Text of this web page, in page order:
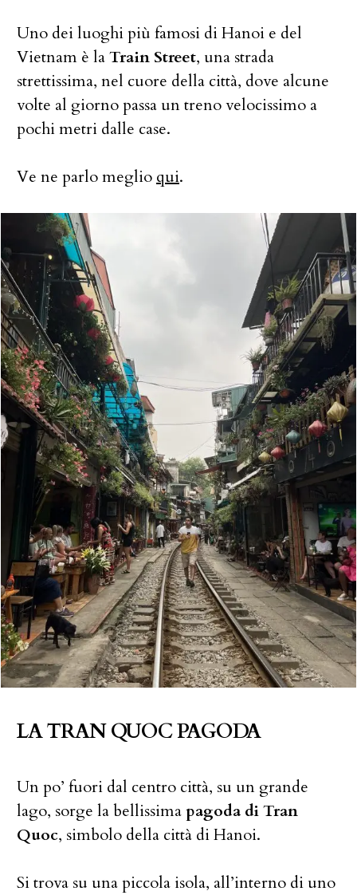
Uno dei luoghi più famosi di Hanoi e del
Vietnam è laTrain Street, una strada
strettissima, nel cuore della città, dove alcune
volte al giorno passa un treno velocissimo a
pochi metri dalle case.
Ve ne parlo meglio qui.
LA TRAN QUOC PAGODA
Un po’ fuori dal centro città, su un grande
lago, sorge la bellissimapagoda di Tran
Quoc, simbolo della città di Hanoi.
Si trova su una piccola isola, all’interno di uno